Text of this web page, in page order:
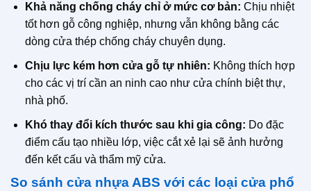
Khả năng chống cháy chỉ ở mức cơ bản: Chịu nhiệt
tốt hơn gỗ công nghiệp, nhưng vẫn không bằng các
dòng cửa thép chống cháy chuyên dụng.
Chịu lực kém hơn cửa gỗ tự nhiên: Không thích hợp
cho các vị trí cần an ninh cao như cửa chính biệt thự,
nhà phố.
Khó thay đổi kích thước sau khi gia công: Do đặc
điểm cấu tạo nhiều lớp, việc cắt xẻ lại sẽ ảnh hưởng
đến kết cấu và thẩm mỹ cửa.
So sánh cửa nhựa ABS với các loại cửa phổ